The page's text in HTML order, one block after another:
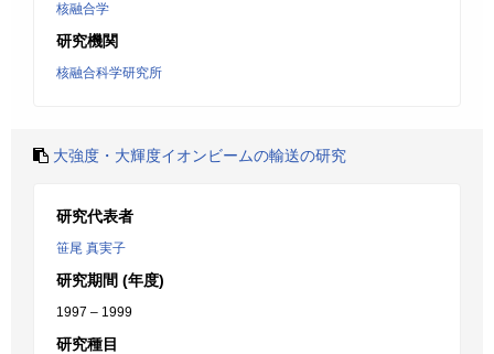
核融合学
研究機関
核融合科学研究所
大強度・大輝度イオンビームの輸送の研究
研究代表者
笹尾 真実子
研究期間 (年度)
1997 – 1999
研究種目